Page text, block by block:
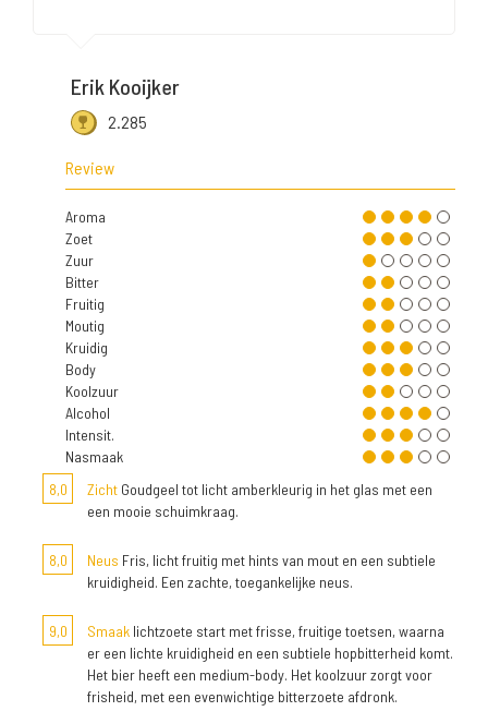
Erik Kooijker
2.285
Review
Aroma
Zoet
Zuur
Bitter
Fruitig
Moutig
Kruidig
Body
Koolzuur
Alcohol
Intensit.
Nasmaak
8,0
Zicht Goudgeel tot licht amberkleurig in het glas met een
een mooie schuimkraag.
8,0 Neus Fris, licht fruitig met hints van mout en een subtiele
kruidigheid. Een zachte, toegankelijke neus.
9,0 Smaak lichtzoete start met frisse, fruitige toetsen, waarna
er een lichte kruidigheid en een subtiele hopbitterheid komt.
Het bier heeft een medium-body. Het koolzuur zorgt voor
frisheid, met een evenwichtige bitterzoete afdronk.